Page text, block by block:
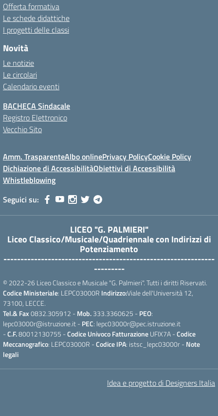
Offerta formativa
Le schede didattiche
I progetti delle classi
Novità
Le notizie
Le circolari
Calendario eventi
BACHECA Sindacale
Registro Elettronico
Vecchio Sito
Amm. TrasparenteAlbo onlinePrivacy PolicyCookie Policy
Dichiazione di AccessibilitàObiettivi di Accessibilità
Whistleblowing
Seguici su:
LICEO "G. PALMIERI"
Liceo Classico/Musicale/Quadriennale con Indirizzi di
Potenziamento
--------------------------------------------------------------
---------
© 2022-26 Liceo Classico e Musicale "G. Palmieri". Tutti i diritti Riservati.
Codice Ministeriale: LEPC03000R Indirizzo:Viale dell'Università 12,
73100, LECCE.
Tel.& Fax0832.305912 - Mob.333.3360625 - PEO:
lepc03000r@istruzione.it - PEC: lepc03000r@pec.istruzione.it
-C.F.80012130755 -Codice Univoco FatturazioneUFIX7A -Codice
Meccanografico: LEPC03000R -Codice IPA: istsc_lepc03000r - Note
legali
Idea e progetto di Designers Italia